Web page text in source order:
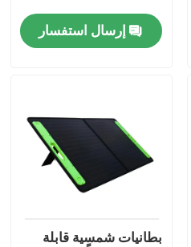
إرسال استفسار
بطانيات شمسية قابلة